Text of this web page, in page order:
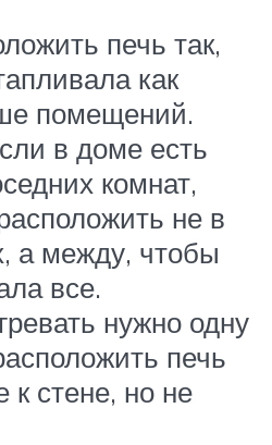
печь так,
как
помещений.
в доме есть
комнат,
не в
а между, чтобы
все.
нужно одну
печь
стене, но не